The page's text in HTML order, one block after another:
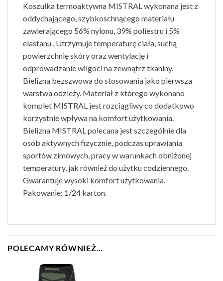
Koszulka termoaktywna MISTRAL wykonana jest z
oddychającego, szybkoschnącego materiału
zawierającego 56% nylonu, 39% poliestru i 5%
elastanu . Utrzymuje temperaturę ciała, suchą
powierzchnię skóry oraz wentylację i
odprowadzanie wilgoci na zewnątrz tkaniny.
Bielizna bezszwowa do stosowania jako pierwsza
warstwa odzieży. Materiał z którego wykonano
komplet MISTRAL jest rozciągliwy co dodatkowo
korzystnie wpływa na komfort użytkowania.
Bielizna MISTRAL polecana jest szczególnie dla
osób aktywnych fizycznie, podczas uprawiania
sportów zimowych, pracy w warunkach obniżonej
temperatury, jak również do użytku codziennego.
Gwarantuje wysoki komfort użytkowania.
Pakowanie: 1/24 karton.
POLECAMY RÓWNIEŻ…